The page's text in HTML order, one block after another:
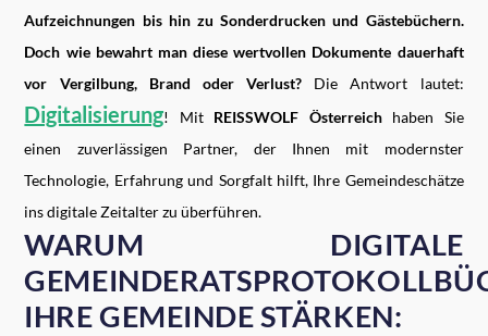
Aufzeichnungen bis hin zu Sonderdrucken und Gästebüchern.
Doch wie bewahrt man diese wertvollen Dokumente dauerhaft
vor Vergilbung, Brand oder Verlust? Die Antwort lautet:
Digitalisierung! Mit REISSWOLF Österreichhaben Sie
einen zuverlässigen Partner, der Ihnen mit modernster
Technologie, Erfahrung und Sorgfalt hilft, Ihre Gemeindeschätze
ins digitale Zeitalter zu überführen.
WARUM DIGITALE
IHRE GEMEINDE STÄRKEN: